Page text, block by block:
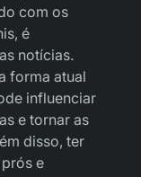
com os
é
notícias.
forma atual
influenciar
e tornar as
disso, ter
e